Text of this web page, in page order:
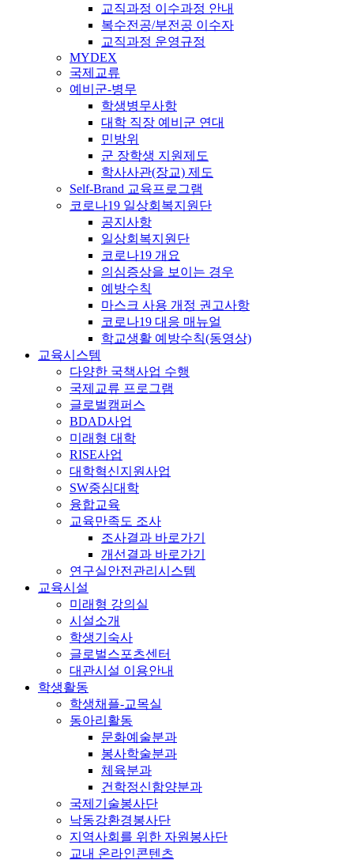
교직과정 이수과정 안내
복수전공/부전공 이수자
교직과정 운영규정
MYDEX
국제교류
예비군-병무
학생병무사항
대학 직장 예비군 연대
민방위
군 장학생 지원제도
학사사관(장교) 제도
Self-Brand 교육프로그램
코로나19 일상회복지원단
공지사항
일상회복지원단
코로나19 개요
의심증상을 보이는 경우
예방수칙
마스크 사용 개정 권고사항
코로나19 대응 매뉴얼
학교생활 예방수칙(동영상)
교육시스템
다양한 국책사업 수행
국제교류 프로그램
글로벌캠퍼스
BDAD사업
미래형 대학
RISE사업
대학혁신지원사업
SW중심대학
융합교육
교육만족도 조사
조사결과 바로가기
개선결과 바로가기
연구실안전관리시스템
교육시설
미래형 강의실
시설소개
학생기숙사
글로벌스포츠센터
대관시설 이용안내
학생활동
학생채플-교목실
동아리활동
문화예술분과
봉사학술분과
체육분과
건학정신함양분과
국제기술봉사단
낙동강환경봉사단
지역사회를 위한 자원봉사단
교내 온라인콘텐츠